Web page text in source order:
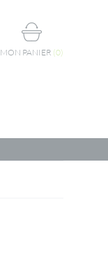
MON PANIER (0)